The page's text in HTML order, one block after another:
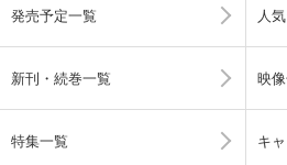
発売予定一覧 人
新刊・続巻一覧 映
特集一覧 キ